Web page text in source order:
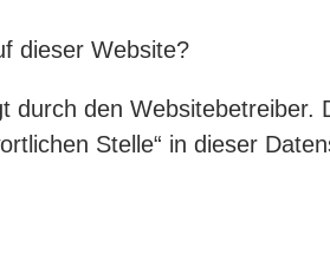
dieser Website?
durch den Websitebetreiber.
Stelle“ in dieser